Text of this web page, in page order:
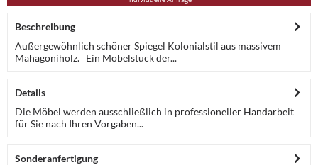
Beschreibung
Außergewöhnlich schöner Spiegel Kolonialstil aus massivem
Mahagoniholz. Ein Möbelstück der...
Details
Die Möbel werden ausschließlich in professioneller Handarbeit
für Sie nach Ihren Vorgaben...
Sonderanfertigung